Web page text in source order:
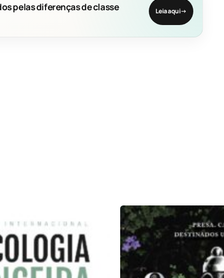
pelas diferenças de classe
Leia aqui→